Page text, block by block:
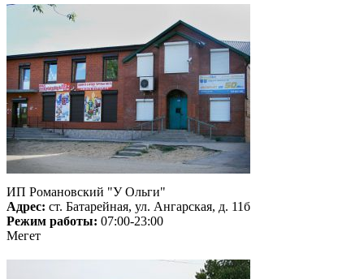
ИП Романовский "У Ольги"
Адрес: ст. Батарейная, ул. Ангарская, д. 11б
Режим работы: 07:00-23:00
Мегет